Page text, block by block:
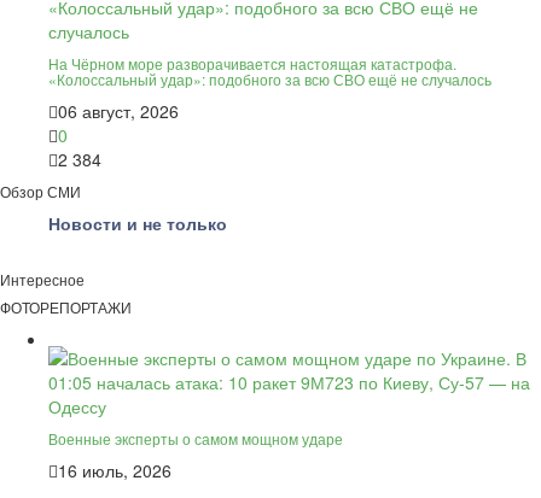
На Чёрном море разворачивается настоящая катастрофа.
«Колоссальный удар»: подобного за всю СВО ещё не случалось
06 август, 2026
0
2 384
Обзор СМИ
Новости и не только
Интересное
ФОТОРЕПОРТАЖИ
Военные эксперты о самом мощном ударе
16 июль, 2026